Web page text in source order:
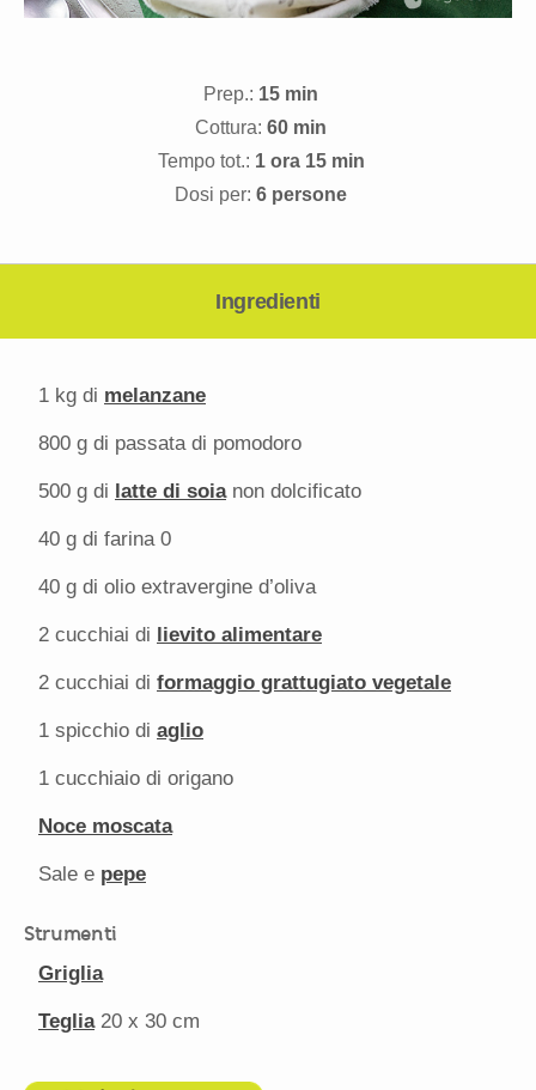
Prep.: 15 min
Cottura: 60 min
Tempo tot.: 1 ora 15 min
Dosi per: 6 persone
Ingredienti
1 kg di melanzane
800 g di passata di pomodoro
500 g di latte di soianon dolcificato
40 g di farina 0
40 g di olio extravergine d’oliva
2 cucchiai di lievito alimentare
2 cucchiai di formaggio grattugiato vegetale
1 spicchio di aglio
1 cucchiaio di origano
Noce moscata
Sale e pepe
Strumenti
Griglia
Teglia 20 x 30 cm